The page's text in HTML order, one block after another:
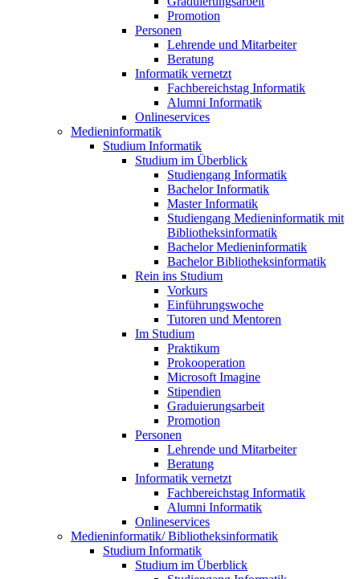
Promotion
Personen
Lehrende und Mitarbeiter
Beratung
Informatik vernetzt
Fachbereichstag Informatik
Alumni Informatik
Onlineservices
Medieninformatik
Studium Informatik
Studium im Überblick
Studiengang Informatik
Bachelor Informatik
Master Informatik
Studiengang Medieninformatik mit
Bibliotheksinformatik
Bachelor Medieninformatik
Bachelor Bibliotheksinformatik
Rein ins Studium
Vorkurs
Einführungswoche
Tutoren und Mentoren
Im Studium
Praktikum
Prokooperation
Microsoft Imagine
Stipendien
Graduierungsarbeit
Promotion
Personen
Lehrende und Mitarbeiter
Beratung
Informatik vernetzt
Fachbereichstag Informatik
Alumni Informatik
Onlineservices
Medieninformatik/ Bibliotheksinformatik
Studium Informatik
Studium im Überblick